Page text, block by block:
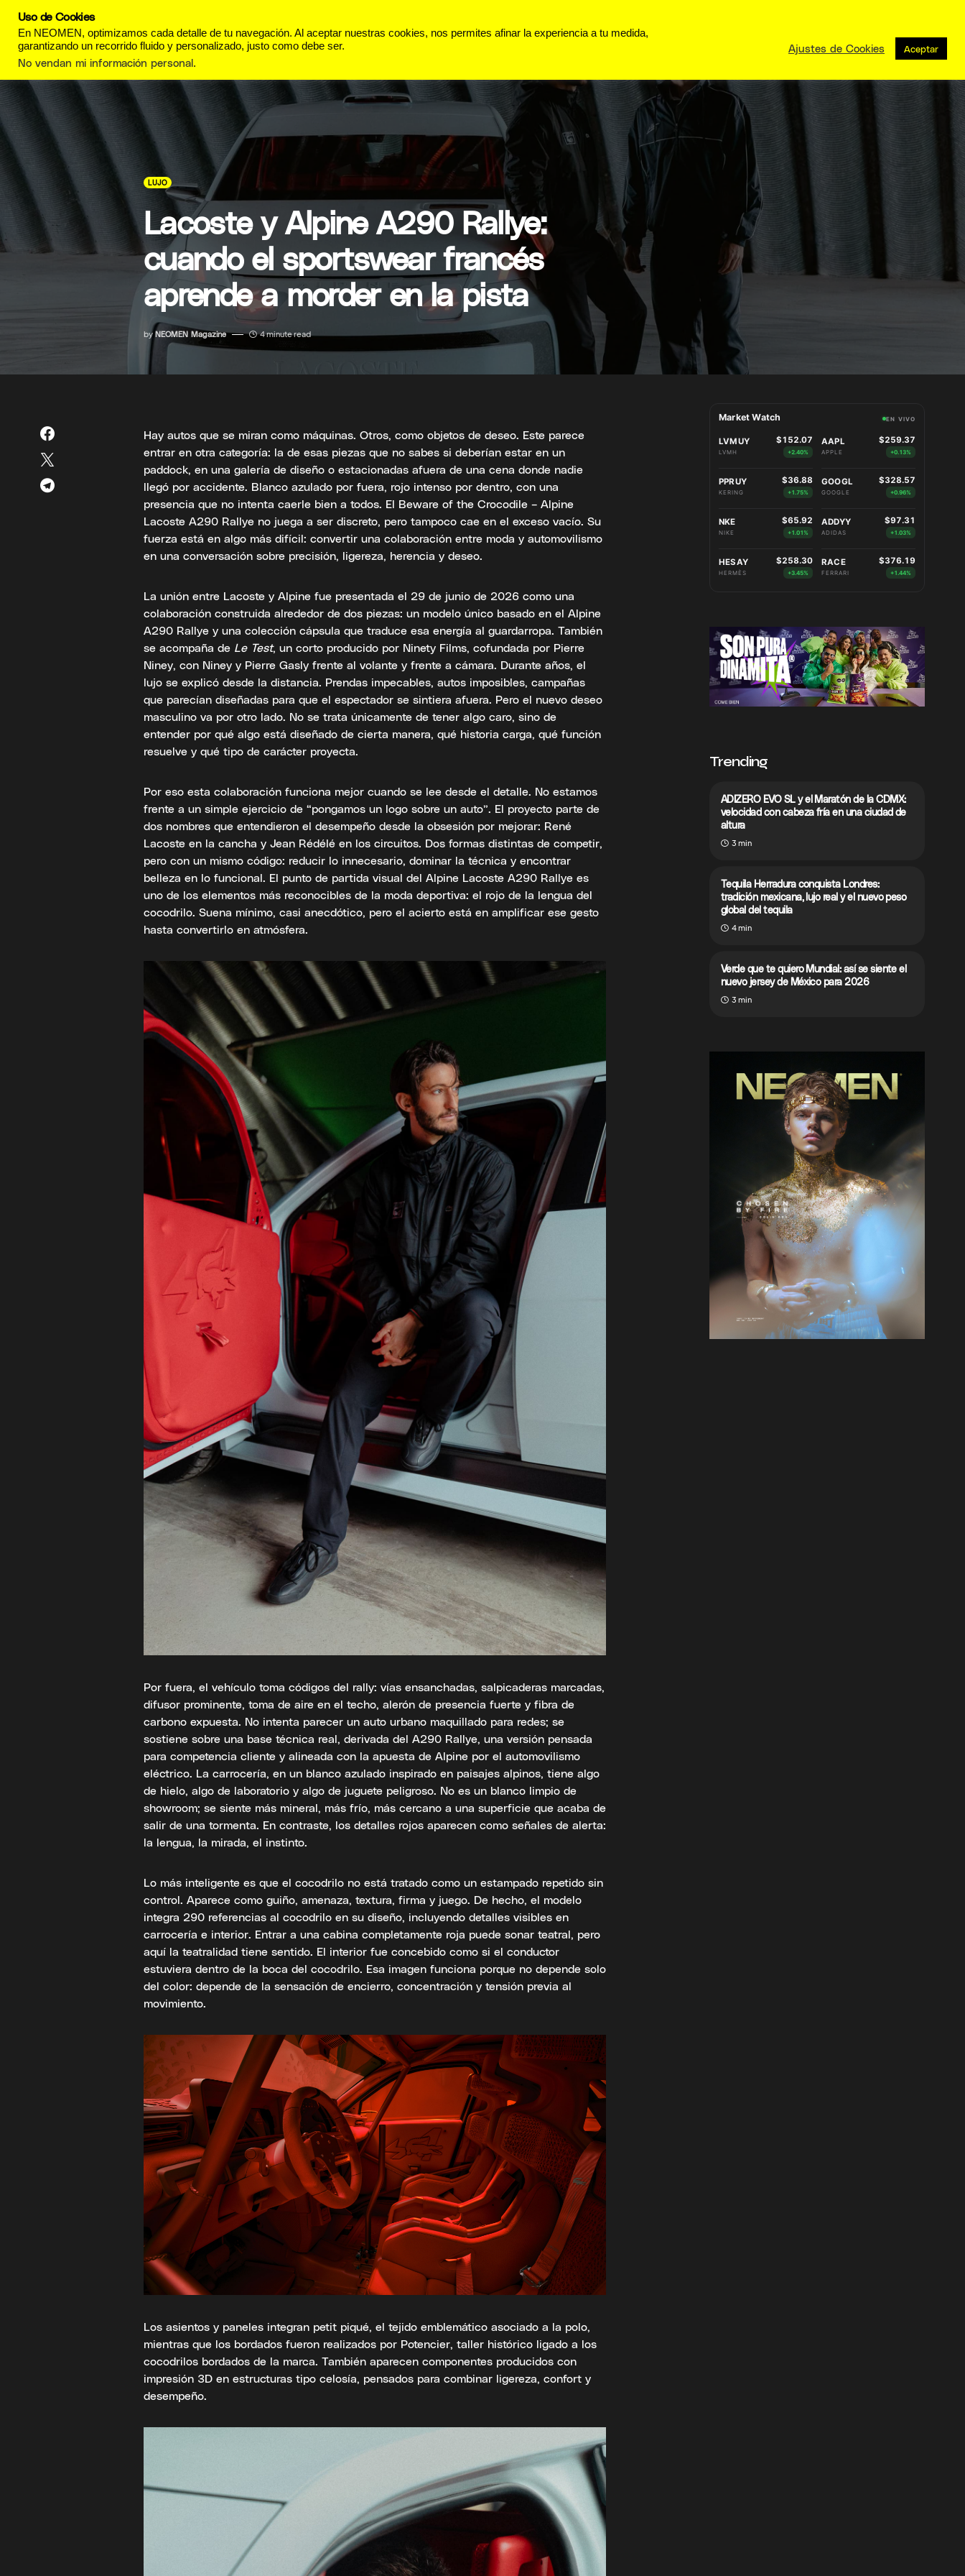
LUJO
Lacoste y Alpine A290 Rallye:
cuando el sportswear francés
aprende a morder en la pista
by NEOMEN Magazine 4 minute read
Hay autos que se miran como máquinas. Otros, como objetos de deseo. Este parece
entrar en otra categoría: la de esas piezas que no sabes si deberían estar en un
paddock, en una galería de diseño o estacionadas afuera de una cena donde nadie
llegó por accidente. Blanco azulado por fuera, rojo intenso por dentro, con una
presencia que no intenta caerle bien a todos. El Beware of the Crocodile – Alpine
Lacoste A290 Rallye no juega a ser discreto, pero tampoco cae en el exceso vacío. Su
fuerza está en algo más difícil: convertir una colaboración entre moda y automovilismo
en una conversación sobre precisión, ligereza, herencia y deseo.
La unión entre Lacoste y Alpine fue presentada el 29 de junio de 2026 como una
colaboración construida alrededor de dos piezas: un modelo único basado en el Alpine
A290 Rallye y una colección cápsula que traduce esa energía al guardarropa. También
se acompaña de Le Test, un corto producido por Ninety Films, cofundada por Pierre
Niney, con Niney y Pierre Gasly frente al volante y frente a cámara. Durante años, el
lujo se explicó desde la distancia. Prendas impecables, autos imposibles, campañas
que parecían diseñadas para que el espectador se sintiera afuera. Pero el nuevo deseo
masculino va por otro lado. No se trata únicamente de tener algo caro, sino de
entender por qué algo está diseñado de cierta manera, qué historia carga, qué función
resuelve y qué tipo de carácter proyecta.
Por eso esta colaboración funciona mejor cuando se lee desde el detalle. No estamos
frente a un simple ejercicio de “pongamos un logo sobre un auto”. El proyecto parte de
dos nombres que entendieron el desempeño desde la obsesión por mejorar: René
Lacoste en la cancha y Jean Rédélé en los circuitos. Dos formas distintas de competir,
pero con un mismo código: reducir lo innecesario, dominar la técnica y encontrar
belleza en lo funcional. El punto de partida visual del Alpine Lacoste A290 Rallye es
uno de los elementos más reconocibles de la moda deportiva: el rojo de la lengua del
cocodrilo. Suena mínimo, casi anecdótico, pero el acierto está en amplificar ese gesto
hasta convertirlo en atmósfera.
Por fuera, el vehículo toma códigos del rally: vías ensanchadas, salpicaderas marcadas,
difusor prominente, toma de aire en el techo, alerón de presencia fuerte y fibra de
carbono expuesta. No intenta parecer un auto urbano maquillado para redes; se
sostiene sobre una base técnica real, derivada del A290 Rallye, una versión pensada
para competencia cliente y alineada con la apuesta de Alpine por el automovilismo
eléctrico. La carrocería, en un blanco azulado inspirado en paisajes alpinos, tiene algo
de hielo, algo de laboratorio y algo de juguete peligroso. No es un blanco limpio de
showroom; se siente más mineral, más frío, más cercano a una superficie que acaba de
salir de una tormenta. En contraste, los detalles rojos aparecen como señales de alerta:
la lengua, la mirada, el instinto.
Lo más inteligente es que el cocodrilo no está tratado como un estampado repetido sin
control. Aparece como guiño, amenaza, textura, firma y juego. De hecho, el modelo
integra 290 referencias al cocodrilo en su diseño, incluyendo detalles visibles en
carrocería e interior. Entrar a una cabina completamente roja puede sonar teatral, pero
aquí la teatralidad tiene sentido. El interior fue concebido como si el conductor
estuviera dentro de la boca del cocodrilo. Esa imagen funciona porque no depende solo
del color: depende de la sensación de encierro, concentración y tensión previa al
movimiento.
Los asientos y paneles integran petit piqué, el tejido emblemático asociado a la polo,
mientras que los bordados fueron realizados por Potencier, taller histórico ligado a los
cocodrilos bordados de la marca. También aparecen componentes producidos con
impresión 3D en estructuras tipo celosía, pensados para combinar ligereza, confort y
desempeño.
Market Watch EN VIVO
LVMUY
LVMH
$152.07
+2.40%
AAPL
APPLE
$259.37
+0.13%
PPRUY
KERING
$36.88
+1.75%
GOOGL
GOOGLE
$328.57
+0.96%
NKE
NIKE
$65.92
+1.01%
ADDYY
ADIDAS
$97.31
+1.03%
HESAY
HERMÈS
$258.30
+3.45%
RACE
FERRARI
$376.19
+1.44%
Trending
ADIZERO EVO SL y el Maratón de la CDMX:
velocidad con cabeza fría en una ciudad de
altura
3 min
Tequila Herradura conquista Londres:
tradición mexicana, lujo real y el nuevo peso
global del tequila
4 min
Verde que te quiero Mundial: así se siente el
nuevo jersey de México para 2026
3 min
Uso de Cookies
En NEOMEN, optimizamos cada detalle de tu navegación. Al aceptar nuestras cookies, nos permites afinar la experiencia a tu medida,
garantizando un recorrido fluido y personalizado, justo como debe ser.
No vendan mi información personal.
Ajustes de Cookies Aceptar